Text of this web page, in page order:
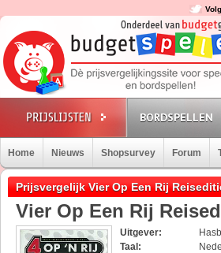
BORDSPELLEN
Home Nieuws Shopsurvey Forum
Prijsvergelijk Vier Op Een Rij
Vier Op Een Rij
Uitgever:
Taal: